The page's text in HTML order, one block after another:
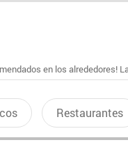
en los
Restaurantes